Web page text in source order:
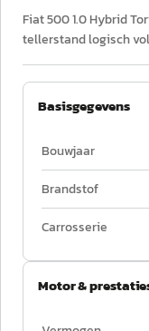
Fiat 500 1.0 Hybrid
tellerstand logisch
Basisgegevens
Bouwjaar
Brandstof
Carrosserie
Motor &